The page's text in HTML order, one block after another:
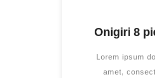
Onigiri 8
Lorem ipsum
amet,